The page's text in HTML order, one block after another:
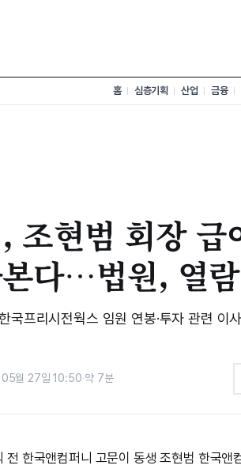
홈 심층기획 산업 금융
조현범 회장 급
다…법원, 열
프리시전웍스 임원 연봉·투자 관련 이
월 27일 10:50·약 7분
전 한국앤컴퍼니 고문이 동생 조현범 한국앤